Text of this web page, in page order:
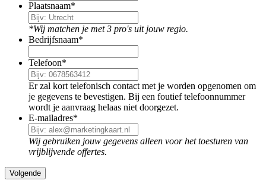
Plaatsnaam*
*Wij matchen je met 3 pro's uit jouw regio.
Bedrijfsnaam*
Telefoon*
Er zal kort telefonisch contact met je worden opgenomen om
je gegevens te bevestigen. Bij een foutief telefoonnummer
wordt je aanvraag helaas niet doorgezet.
E-mailadres*
Wij gebruiken jouw gegevens alleen voor het toesturen van
vrijblijvende offertes.